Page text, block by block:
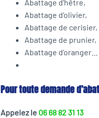
Abattage d’hêtre,
Abattage d’olivier,
Abattage de cerisier,
Abattage de prunier,
Abattage d’oranger…
Pour toute demande
Appelez le 06 68 82 31 13